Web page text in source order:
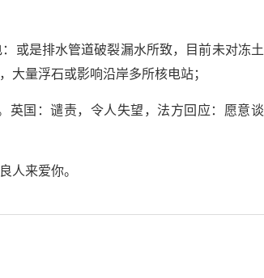
或是排水管道破裂漏水所致，目前未对冻土
量浮石或影响沿岸多所核电站；
英国：谴责，令人失望，法方回应：愿意谈
人来爱你。